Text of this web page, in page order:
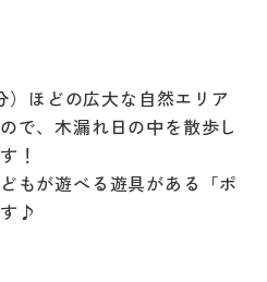
）ほどの広大な自然エリア
で、木漏れ日の中を散歩し
！
もが遊べる遊具がある「ポ
♪